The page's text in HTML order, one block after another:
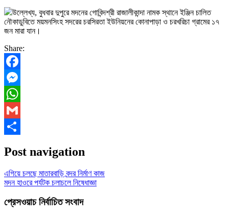
উল্লেখ্য, বুধবার দুপুরে মদনের গোবিন্দশ্রী রাজালীকান্দা নামক স্থানে ইঞ্জিন চালিত
নৌকাডুবিতে ময়মনসিংহ সদরের চরসিরতা ইউনিয়নের কোনাপাড়া ও চরখরিচা গ্রামের ১৭
জন মারা যান।
Share:
Facebook
Messenger
WhatsApp
Gmail
Post navigation
এগিয়ে চলছে মাতারবাড়ি বন্দর নির্মাণ কাজ
মদন হাওরে পর্যটক চলাচলে নিষেধাজ্ঞা
প্রেসওয়াচ নির্বাচিত সংবাদ